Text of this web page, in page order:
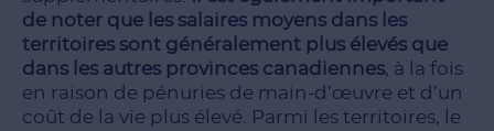
de noter que les salaires moyens dans les
territoires sont généralement plus élevés que
dans les autres provinces canadiennes, à la fois
en raison de pénuries de main-d’œuvre et d’un
coût de la vie plus élevé. Parmi les territoires, le